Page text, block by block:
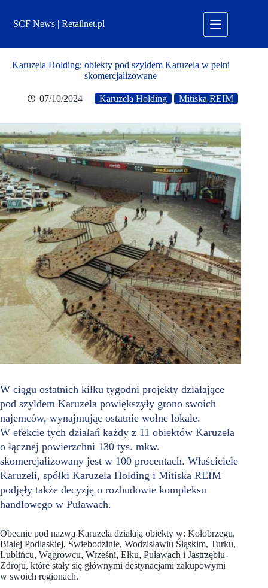
treściSCF News | Retailnet.pl
Karuzela Holding: obiekty pod szyldem Karuzela w pełni
skomercjalizowane
07/10/2024 Karuzela Holding Mitiska REIM
W ciągu ostatnich kilku tygodni projekty działające
pod szyldem Karuzela powiększyły grono swoich
najemców, wynajmując ostatnie wolne lokale.
W efekcie tych działań każdy z 11 obiektów Karuzela
o łącznej powierzchni 130 tys. mkw.
skomercjalizowany jest w 100 procentach. Właściciele
Karuzeli, spółki Karuzela Holding i Mitiska REIM
podjęły także decyzję o rozbudowie kompleksu
handlowego w Puławach.
Obecnie pod nazwą Karuzela działają obiekty w: Kołobrzegu,
Białej Podlaskiej, Świebodzinie, Wodzisławiu Śląskim, Turku,
Lublińcu, Wągrowcu, Wrześni, Ełku, Puławach i Jastrzębiu-
Zdroju, które stały się głównymi destynacjami zakupowymi
w swoich regionach.